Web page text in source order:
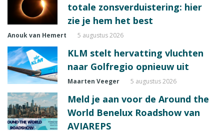
totale zonsverduistering: hier
zie je hem het best
Anouk van Hemert 5 augustus 2026
KLM stelt hervatting vluchten
naar Golfregio opnieuw uit
Maarten Veeger 5 augustus 2026
Meld je aan voor de Around the
World Benelux Roadshow van
AVIAREPS